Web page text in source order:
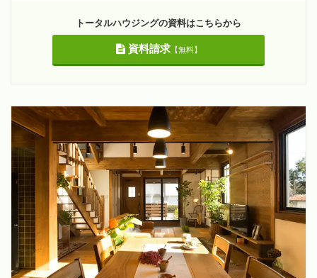
トータルハウジングの資料はこちらから
資料請求【無料】